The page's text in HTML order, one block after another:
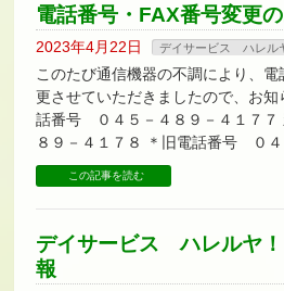
電話番号・FAX番号変更
2023年4月22日 デイサービス ハレル
このたび通信機器の不調により、
更させていただきましたので、お
話番号 ０４５－４８９－４１７
８９－４１７８ ＊旧電話番号 ０
この記事を読む
デイサービス ハレルヤ
報